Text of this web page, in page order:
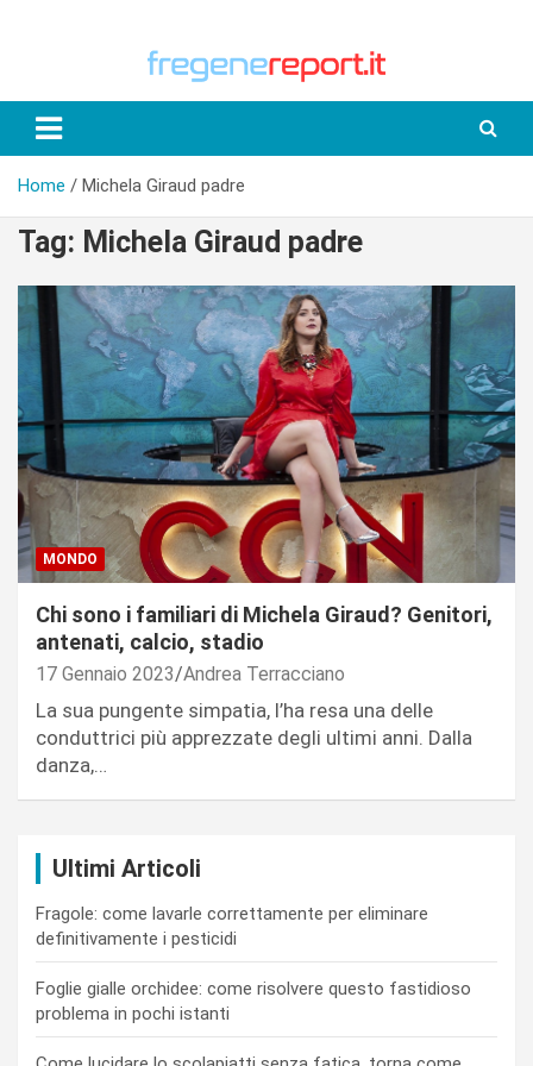
Home Michela Giraud padre
Tag: Michela Giraud padre
MONDO
Chi sono i familiari di Michela Giraud? Genitori,
antenati, calcio, stadio
17 Gennaio 2023 Andrea Terracciano
La sua pungente simpatia, l’ha resa una delle
conduttrici più apprezzate degli ultimi anni. Dalla
danza,…
Ultimi Articoli
Fragole: come lavarle correttamente per eliminare
definitivamente i pesticidi
Foglie gialle orchidee: come risolvere questo fastidioso
problema in pochi istanti